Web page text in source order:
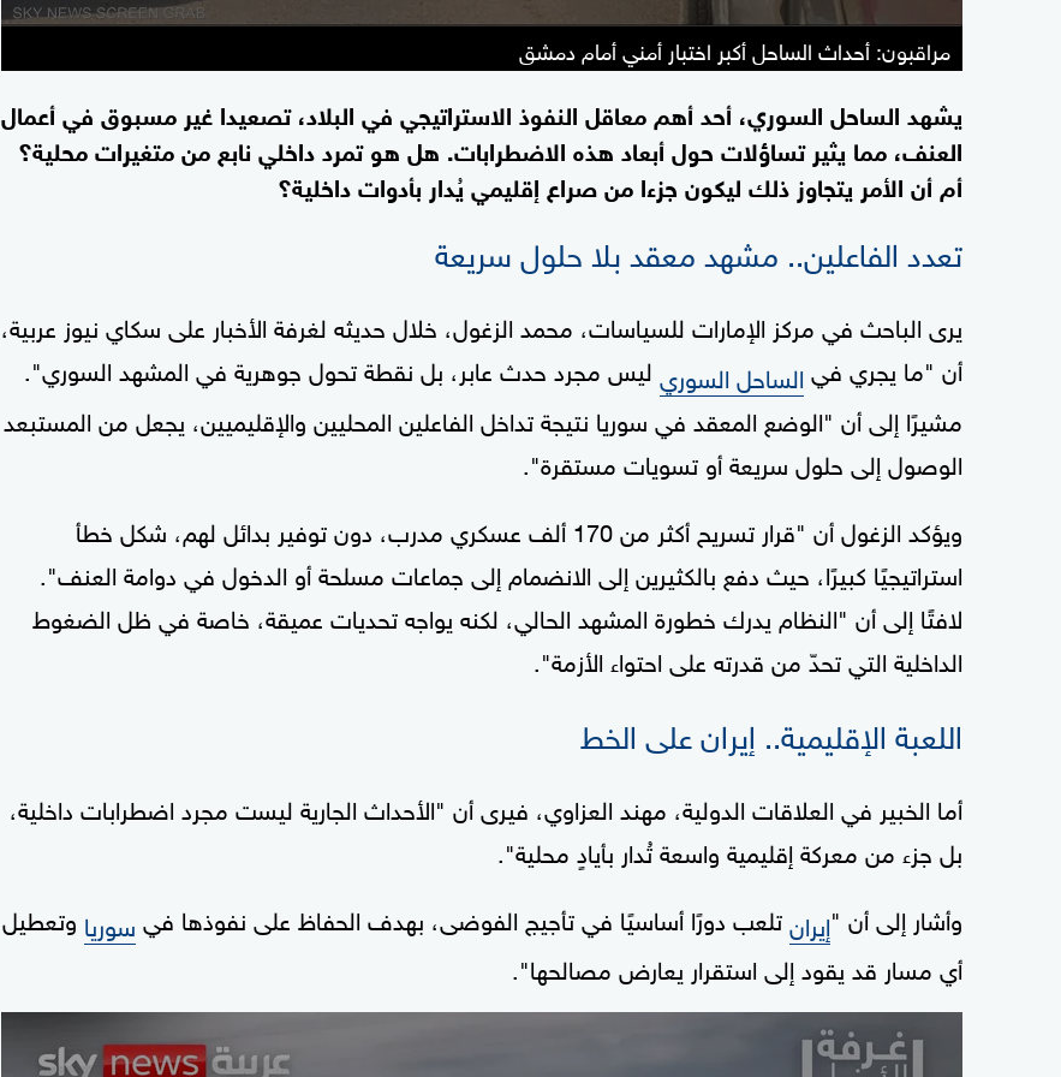
مراقبون: أحداث الساحل أكبر اختبار أمني أمام دمشق
يشهد الساحل السوري، أحد أهم معاقل النفوذ الاستراتيجي في البلاد، تصعيدا غير مسبوق في أعمال
العنف، مما يثير تساؤلات حول أبعاد هذه الاضطرابات. هل هو تمرد داخلي نابع من متغيرات محلية؟
أم أن الأمر يتجاوز ذلك ليكون جزءا من صراع إقليمي يُدار بأدوات داخلية؟
تعدد الفاعلين.. مشهد معقد بلا حلول سريعة
يرى الباحث في مركز الإمارات للسياسات، محمد الزغول، خلال حديثه لغرفة الأخبار على سكاي نيوز عربية،
أن "ما يجري في الساحل السوري ليس مجرد حدث عابر، بل نقطة تحول جوهرية في المشهد السوري".
مشيرًا إلى أن "الوضع المعقد في سوريا نتيجة تداخل الفاعلين المحليين والإقليميين، يجعل من المستبعد
الوصول إلى حلول سريعة أو تسويات مستقرة".
ويؤكد الزغول أن "قرار تسريح أكثر من 170 ألف عسكري مدرب، دون توفير بدائل لهم، شكل خطأ
استراتيجيًا كبيرًا، حيث دفع بالكثيرين إلى الانضمام إلى جماعات مسلحة أو الدخول في دوامة العنف".
لافتًا إلى أن "النظام يدرك خطورة المشهد الحالي، لكنه يواجه تحديات عميقة، خاصة في ظل الضغوط
الداخلية التي تحدّ من قدرته على احتواء الأزمة".
اللعبة الإقليمية.. إيران على الخط
أما الخبير في العلاقات الدولية، مهند العزاوي، فيرى أن "الأحداث الجارية ليست مجرد اضطرابات داخلية،
بل جزء من معركة إقليمية واسعة تُدار بأيادٍ محلية".
وأشار إلى أن "إيرانتلعب دورًا أساسيًا في تأجيج الفوضى، بهدف الحفاظ على نفوذها في سوريا وتعطيل
أي مسار قد يقود إلى استقرار يعارض مصالحها".
seconds